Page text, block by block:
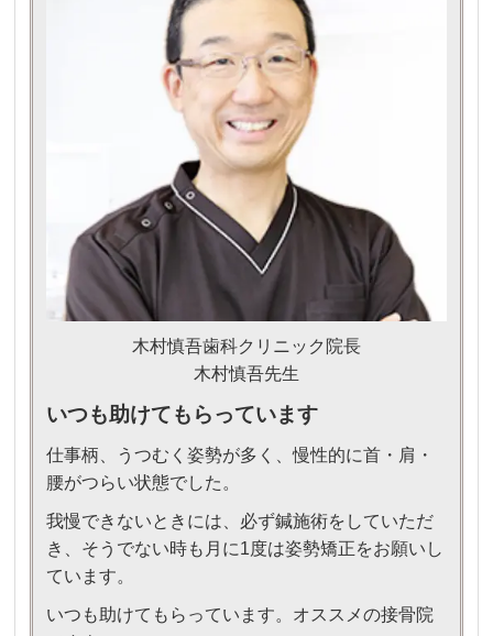
木村慎吾歯科クリニック院長
木村慎吾先生
いつも助けてもらっています
仕事柄、うつむく姿勢が多く、慢性的に首・肩・
腰がつらい状態でした。
我慢できないときには、必ず鍼施術をしていただ
き、そうでない時も月に1度は姿勢矯正をお願いし
ています。
いつも助けてもらっています。オススメの接骨院